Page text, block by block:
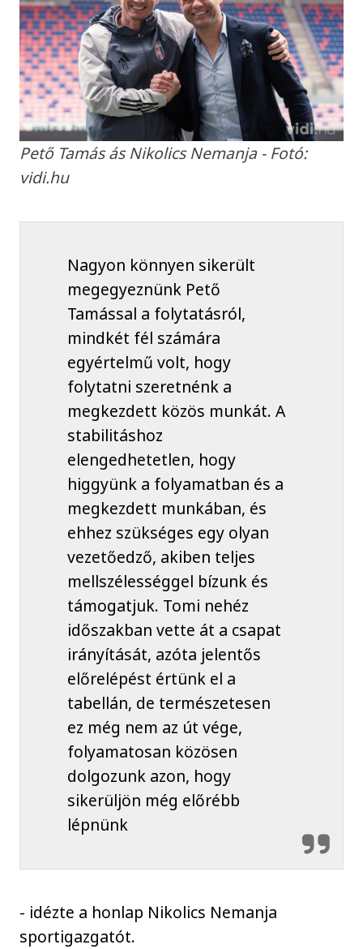
Pető Tamás ás Nikolics Nemanja - Fotó:
vidi.hu
Nagyon könnyen sikerült
megegyeznünk Pető
Tamással a folytatásról,
mindkét fél számára
egyértelmű volt, hogy
folytatni szeretnénk a
megkezdett közös munkát. A
stabilitáshoz
elengedhetetlen, hogy
higgyünk a folyamatban és a
megkezdett munkában, és
ehhez szükséges egy olyan
vezetőedző, akiben teljes
mellszélességgel bízunk és
támogatjuk. Tomi nehéz
időszakban vette át a csapat
irányítását, azóta jelentős
előrelépést értünk el a
tabellán, de természetesen
ez még nem az út vége,
folyamatosan közösen
dolgozunk azon, hogy
sikerüljön még előrébb
lépnünk
- idézte a honlap Nikolics Nemanja
sportigazgatót.